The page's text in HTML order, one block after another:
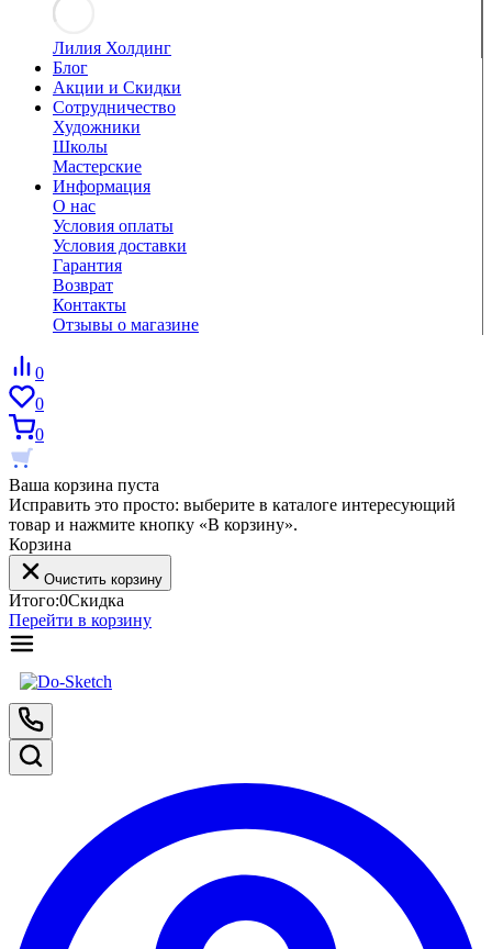
Лилия Холдинг
Блог
Акции и Скидки
Сотрудничество
Художники
Школы
Мастерские
Информация
О нас
Условия оплаты
Условия доставки
Гарантия
Возврат
Контакты
Отзывы о магазине
0
0
0
Ваша корзина пуста
Исправить это просто: выберите в каталоге интересующий
товар и нажмите кнопку «В корзину».
Корзина
Очистить корзину
Итого:0Скидка
Перейти в корзину